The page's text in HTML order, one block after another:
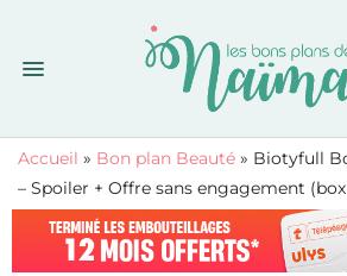
Accueil » Bon plan Beauté » Biotyfull
– Spoiler + Offre sans engagement